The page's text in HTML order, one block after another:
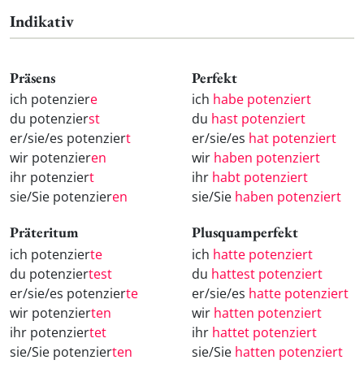
Indikativ
Präsens
ich potenziere
du potenzierst
er/sie/es potenziert
wir potenzieren
ihr potenziert
sie/Sie potenzieren
Perfekt
ich habe potenziert
du hast potenziert
er/sie/es hat potenziert
wir haben potenziert
ihr habt potenziert
sie/Sie haben potenziert
Präteritum
ich potenzierte
du potenziertest
er/sie/es potenzierte
wir potenzierten
ihr potenziertet
sie/Sie potenzierten
Plusquamperfekt
ich hatte potenziert
du hattest potenziert
er/sie/es hatte potenziert
wir hatten potenziert
ihr hattet potenziert
sie/Sie hatten potenziert